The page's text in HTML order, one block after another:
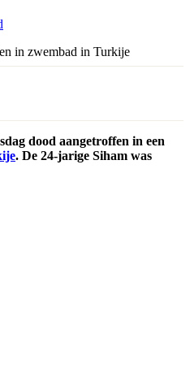
dood aangetroffen in een
. De 24-jarige Siham was